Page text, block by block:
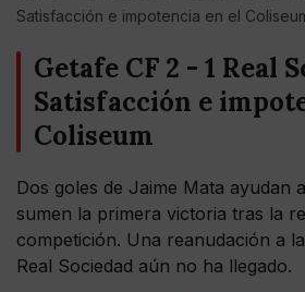
Satisfacción e impotencia en el
Getafe CF 2 - 1 Real
Satisfacción e
Coliseum
Dos goles de Jaime Mata ayudan
sumen la primera victoria tras la
competición. Una reanudación a
Real Sociedad aún no ha llegado.